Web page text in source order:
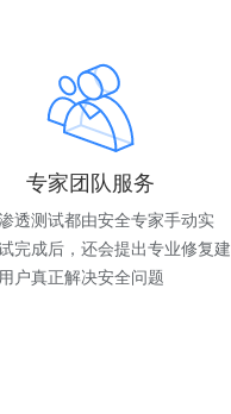
专家团队服务
透测试都由安全专家手动实
完成后，还会提出专业修复建
户真正解决安全问题